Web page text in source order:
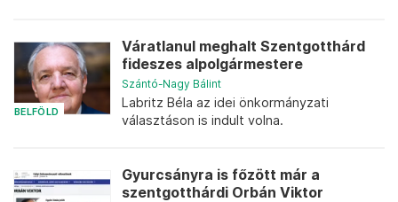
BELFÖLD
Váratlanul meghalt Szentgotthárd
fideszes alpolgármestere
Szántó-Nagy Bálint
Labritz Béla az idei önkormányzati
választáson is indult volna.
Gyurcsányra is főzött már a
szentgotthárdi Orbán Viktor